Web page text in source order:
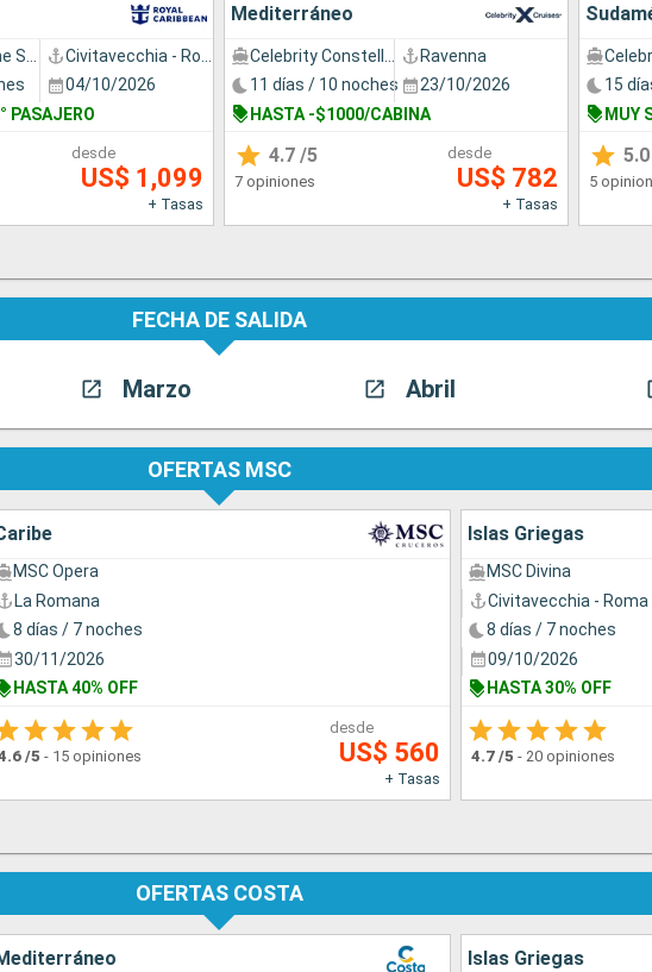
04/10/2026
PASAJERO
desde
US$ 1,099
+ Tasas
Mediterráneo
Ravenna
11 días / 10 noches
23/10/2026
HASTA -$1000/CABINA
4.7 /5
7 opiniones
desde
US$ 782
+ Tasas
15
MUY
5.0
5
FECHA DE SALIDA
Marzo Abril
OFERTAS MSC
MSC Opera
La Romana
8 días / 7 noches
30/11/2026
HASTA 40% OFF
/5 - 15 opiniones
desde
US$ 560
+ Tasas
Islas Griegas
MSC Divina
Civitavecchia - Roma
8 días / 7 noches
09/10/2026
HASTA 30% OFF
4.7/5 - 20 opiniones
OFERTAS COSTA
Islas Griegas